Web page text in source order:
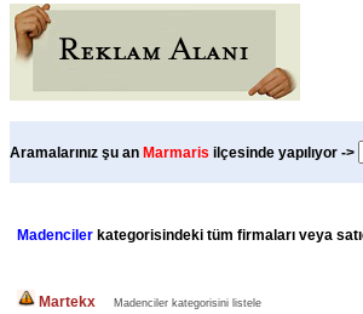
Aramalarınız şu an Marmaris ilçesinde yapılıyor ->
Madenciler kategorisindeki tüm firmaları veya
Martekx Madenciler kategorisini listele